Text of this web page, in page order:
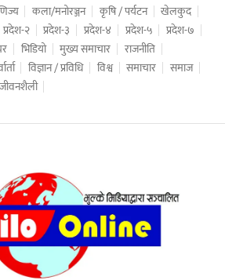
कला/मनोरञ्जन कृषि / पर्यटन
खेलकुद
प्रदेश-२ प्रदेश-३ प्रदेश-४ प्रदेश-५
प्रदेश-७
भिडियो मुख्य समाचार
राजनीति
विज्ञान / प्रविधि विश्व समाचार
समाज